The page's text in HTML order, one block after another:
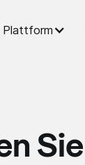
Plattform
Sie